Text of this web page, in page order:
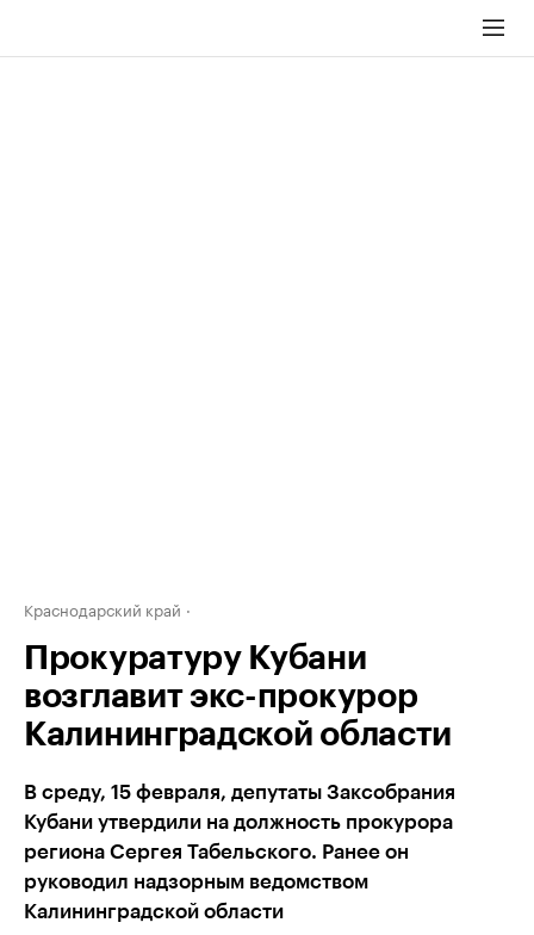
Краснодарский край
Прокуратуру Кубани
возглавит экс-прокурор
Калининградской области
В среду, 15 февраля, депутаты Заксобрания
Кубани утвердили на должность прокурора
региона Сергея Табельского. Ранее он
руководил надзорным ведомством
Калининградской области